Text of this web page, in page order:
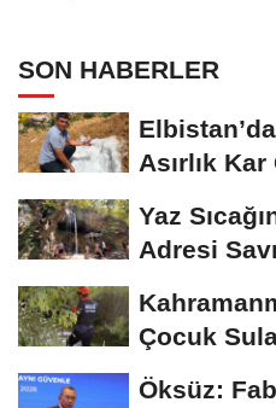
SON HABERLER
Asırlık
Yaz
Adresi
Çocuk
Bulundu
Öksüz: